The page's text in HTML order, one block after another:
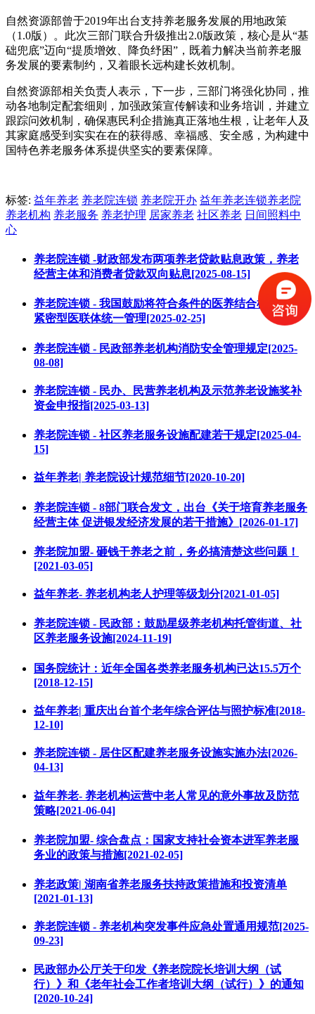
自然资源部曾于2019年出台支持养老服务发展的用地政策
（1.0版）。此次三部门联合升级推出2.0版政策，核心是从“基
础兜底”迈向“提质增效、降负纾困”，既着力解决当前养老服
务发展的要素制约，又着眼长远构建长效机制。
自然资源部相关负责人表示，下一步，三部门将强化协同，推
动各地制定配套细则，加强政策宣传解读和业务培训，并建立
跟踪问效机制，确保惠民利企措施真正落地生根，让老年人及
其家庭感受到实实在在的获得感、幸福感、安全感，为构建中
国特色养老服务体系提供坚实的要素保障。
标签: 益年养老 养老院连锁 养老院开办 益年养老连锁养老院
养老机构 养老服务 养老护理 居家养老 社区养老 日间照料中
心
养老院连锁 -财政部发布两项养老贷款贴息政策，养老
经营主体和消费者贷款双向贴息[2025-08-15]
养老院连锁 - 我国鼓励将符合条件的医养结合机构纳入
紧密型医联体统一管理[2025-02-25]
养老院连锁 - 民政部养老机构消防安全管理规定[2025-
08-08]
养老院连锁 - 民办、民营养老机构及示范养老设施奖补
资金申报指[2025-03-13]
养老院连锁 - 社区养老服务设施配建若干规定[2025-04-
15]
益年养老| 养老院设计规范细节[2020-10-20]
养老院连锁 - 8部门联合发文，出台《关于培育养老服务
经营主体 促进银发经济发展的若干措施》[2026-01-17]
养老院加盟- 砸钱干养老之前，务必搞清楚这些问题！
[2021-03-05]
益年养老- 养老机构老人护理等级划分[2021-01-05]
养老院连锁 - 民政部：鼓励星级养老机构托管街道、社
区养老服务设施[2024-11-19]
国务院统计：近年全国各类养老服务机构已达15.5万个
[2018-12-15]
益年养老| 重庆出台首个老年综合评估与照护标准[2018-
12-10]
养老院连锁 - 居住区配建养老服务设施实施办法[2026-
04-13]
益年养老- 养老机构运营中老人常见的意外事故及防范
策略[2021-06-04]
养老院加盟- 综合盘点：国家支持社会资本进军养老服
务业的政策与措施[2021-02-05]
养老政策| 湖南省养老服务扶持政策措施和投资清单
[2021-01-13]
养老院连锁 - 养老机构突发事件应急处置通用规范[2025-
09-23]
民政部办公厅关于印发《养老院院长培训大纲（试
行）》和《老年社会工作者培训大纲（试行）》的通知
[2020-10-24]